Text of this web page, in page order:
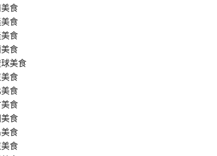
食
食
食
食
美食
食
食
食
食
食
食